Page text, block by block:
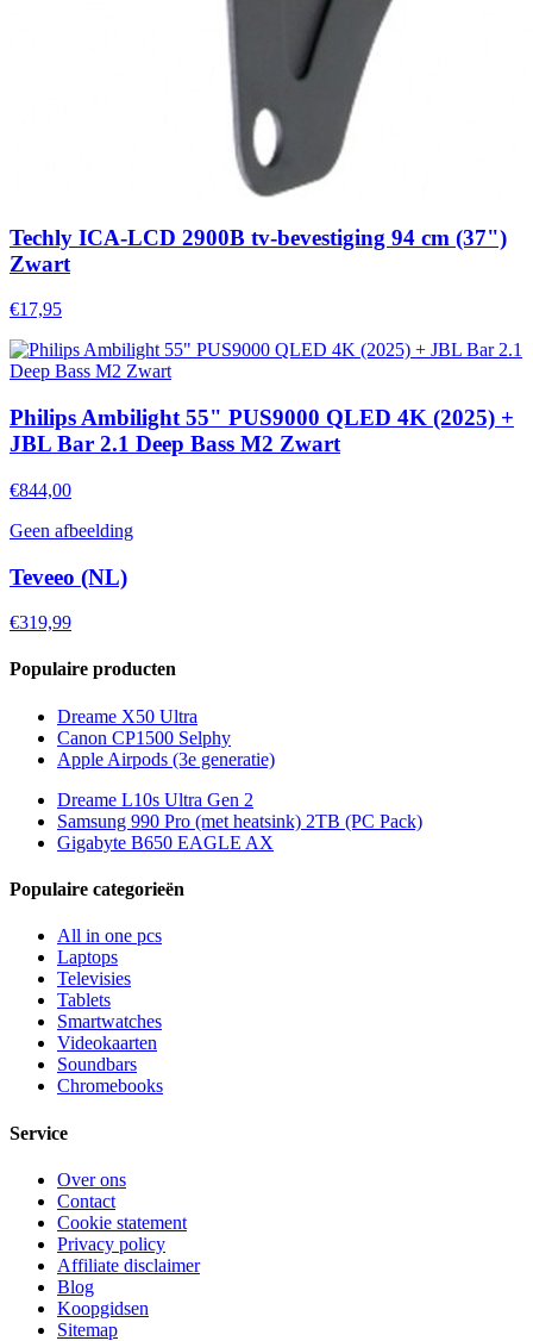
Techly ICA-LCD 2900B tv-bevestiging 94 cm (37")
Zwart
€17,95
Philips Ambilight 55" PUS9000 QLED 4K (2025) +
JBL Bar 2.1 Deep Bass M2 Zwart
€844,00
Geen afbeelding
Teveeo (NL)
€319,99
Populaire producten
Dreame X50 Ultra
Canon CP1500 Selphy
Apple Airpods (3e generatie)
Dreame L10s Ultra Gen 2
Samsung 990 Pro (met heatsink) 2TB (PC Pack)
Gigabyte B650 EAGLE AX
Populaire categorieën
All in one pcs
Laptops
Televisies
Tablets
Smartwatches
Videokaarten
Soundbars
Chromebooks
Service
Over ons
Contact
Cookie statement
Privacy policy
Affiliate disclaimer
Blog
Koopgidsen
Sitemap